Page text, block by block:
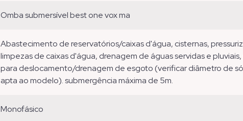
omba submersível best one vox ma
abastecimento de reservatórios/caixas d'água, cisternas, pressurização de jardins,
limpezas de caixas d'água, drenagem de águas servidas e
para deslocamento/drenagem de esgoto (verificar diâmetro de
apta ao modelo). submergência máxima de 5m.
monofásico